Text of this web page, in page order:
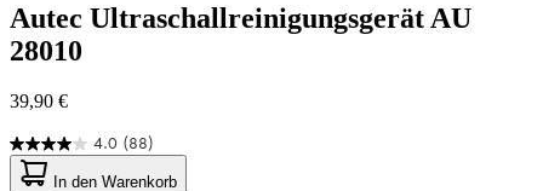
Autec Ultraschallreinigungsgerät AU
28010
39,90 €
4.0 (88)
4.0
von
In den Warenkorb